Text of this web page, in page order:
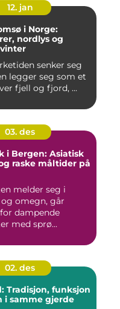
12. jan
i Norge:
nordlys og
senker seg
legger seg som et
fjell og fjord, ...
03. des
i Bergen: Asiatisk
raske måltider på
melder seg i
omegn, går
dampende
med sprø...
02. des
Tradisjon, funksjon
i samme gjerde